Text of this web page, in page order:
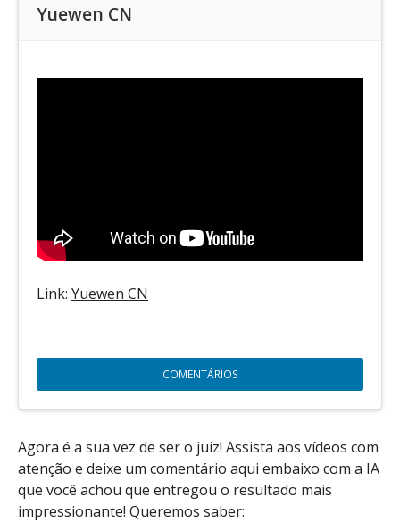
Yuewen CN
Link: Yuewen CN
COMENTÁRIOS
Agora é a sua vez de ser o juiz! Assista aos vídeos com
atenção e deixe um comentário aqui embaixo com a IA
que você achou que entregou o resultado mais
impressionante! Queremos saber: